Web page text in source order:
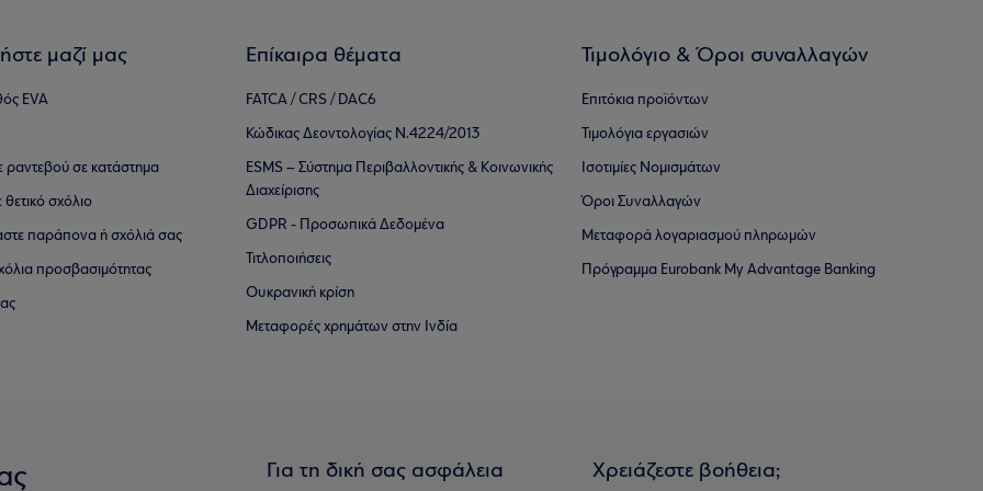
μαζί μας
EVA
ραντεβού σε κατάστημα
θετικό σχόλιο
παράπονα ή σχόλιά σας
προσβασιμότητας
Επίκαιρα θέματα
FATCA / CRS / DAC6
Κώδικας Δεοντολογίας Ν.4224/2013
ESMS – Σύστημα Περιβαλλοντικής & Κοινωνικής
Διαχείρισης
GDPR - Προσωπικά Δεδομένα
Τιτλοποιήσεις
Ουκρανική κρίση
Μεταφορές χρημάτων στην Ινδία
Τιμολόγιο & Όροι συναλλαγών
Επιτόκια προϊόντων
Τιμολόγια εργασιών
Ισοτιμίες Νομισμάτων
Όροι Συναλλαγών
Μεταφορά λογαριασμού πληρωμών
Πρόγραμμα Eurobank My Advantage Banking
Για τη δική σας ασφάλεια Χρειάζεστε βοήθεια;